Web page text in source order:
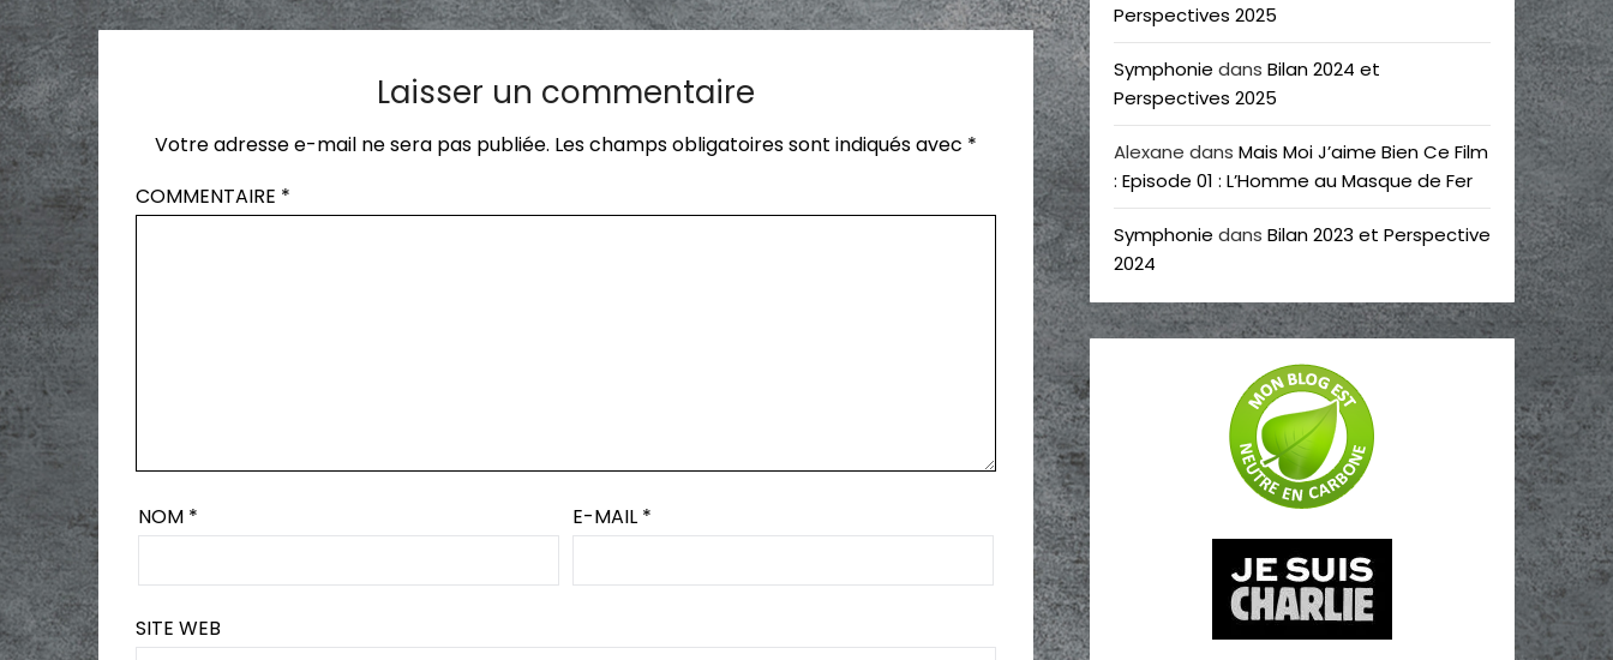
Laisser un commentaire
Votre adresse e-mail ne sera pas publiée. Les champs obligatoires sont indiqués avec *
COMMENTAIRE *
NOM * E-MAIL *
SITE WEB
Perspectives 2025
Symphonie dans Bilan 2024 et
Perspectives 2025
Alexane dans Mais Moi J’aime Bien Ce Film
: Episode 01 : L’Homme au Masque de Fer
Symphonie dans Bilan 2023 et Perspective
2024